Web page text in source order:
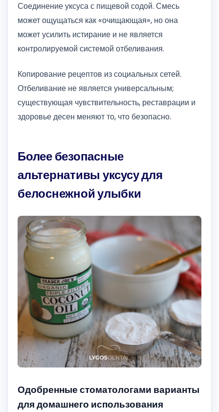
Соединение уксуса с пищевой содой. Смесь
может ощущаться как «очищающая», но она
может усилить истирание и не является
контролируемой системой отбеливания.
Копирование рецептов из социальных сетей.
Отбеливание не является универсальным;
существующая чувствительность, реставрации и
здоровье десен меняют то, что безопасно.
Более безопасные
альтернативы уксусу для
белоснежной улыбки
Одобренные стоматологами варианты
для домашнего использования